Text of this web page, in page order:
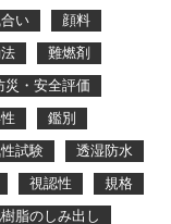
い
顔料
難燃剤
災・安全評価
鑑別
試験
透湿防水
視認性
規格
脂のしみ出し